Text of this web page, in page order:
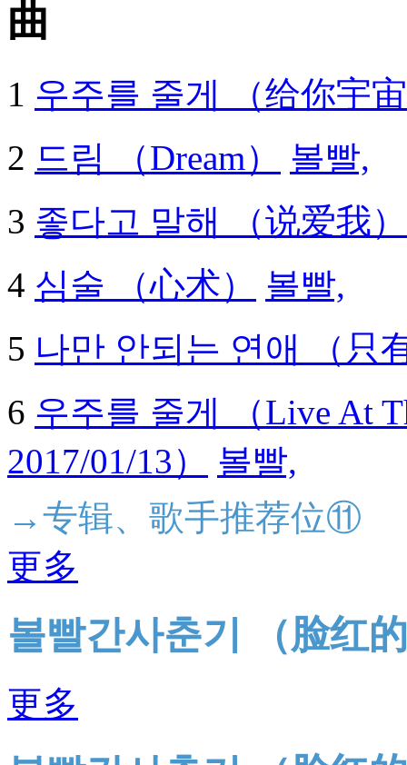
曲
1 우주를 줄게 （给你宇
2 드림 （Dream）
볼빨,
3 좋다고 말해 （说爱我）
4 심술 （心术）
볼빨,
5 나만 안되는 연애 （只
6 우주를 줄게 （Live At
2017/01/13）
볼빨,
→专辑、歌手推荐位⑪
更多
볼빨간사춘기 （脸红
更多